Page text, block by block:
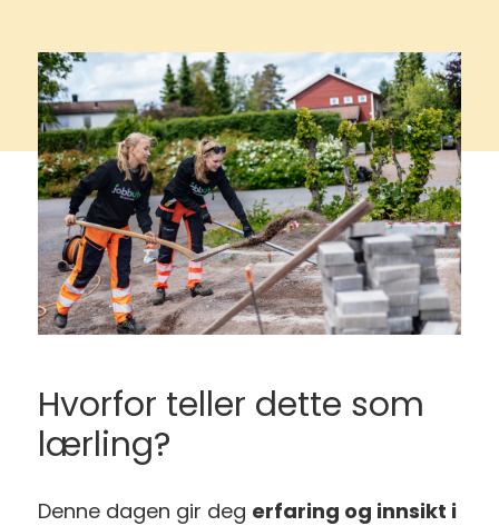
Hvorfor teller dette som
lærling?
Denne dagen gir deg erfaring og innsikt i